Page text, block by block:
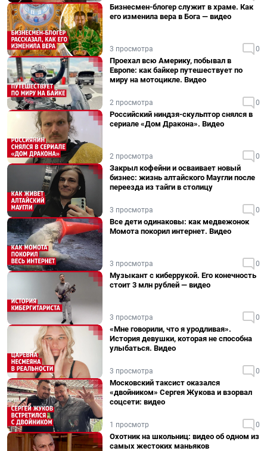
Бизнесмен-блогер служит в храме. Как
его изменила вера в Бога — видео
3 просмотра 0
Проехал всю Америку, побывал в
Европе: как байкер путешествует по
миру на мотоцикле. Видео
2 просмотра 0
Российский ниндзя-скульптор снялся в
сериале «Дом Дракона». Видео
2 просмотра 0
Закрыл кофейни и осваивает новый
бизнес: жизнь алтайского Маугли после
переезда из тайги в столицу
3 просмотра 0
Все дети одинаковы: как медвежонок
Момота покорил интернет. Видео
3 просмотра 0
Музыкант с киберрукой. Его конечность
стоит 3 млн рублей — видео
3 просмотра 0
«Мне говорили, что я уродливая».
История девушки, которая не способна
улыбаться. Видео
3 просмотра 0
Московский таксист оказался
«двойником» Сергея Жукова и взорвал
соцсети: видео
1 просмотр 0
Охотник на школьниц: видео об одном из
самых жестоких маньяков